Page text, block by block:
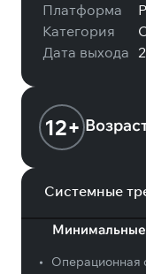
Платформа
Категория
Дата выхода
12+
Системные
Минимальные
• Операционная